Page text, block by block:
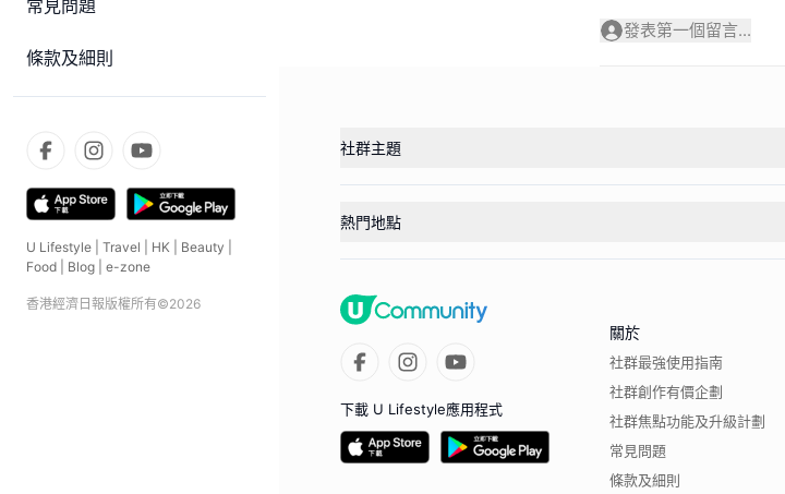
常見問題
條款及細則
U Lifestyle Travel HK Beauty
Food
Blog e-zone
香港經濟日報版權所有©2026
發表第一個留言...
社群主題
熱門地點
下載 U Lifestyle應用程式
關於
社群最強使用指南
社群創作有價企劃
社群焦點功能及升級計劃
常見問題
條款及細則